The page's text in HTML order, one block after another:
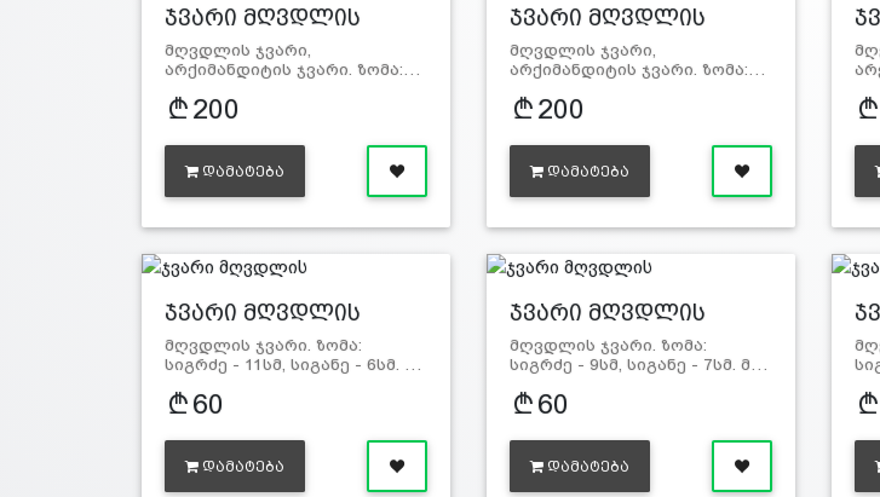
ჯვარი მღვდლის
მღვდლის ჯვარი,
არქიმანდიტის ჯვარი. ზომა:…
200
ᲓᲐᲛᲐᲢᲔᲑᲐ
ჯვარი მღვდლის
მღვდლის ჯვარი,
არქიმანდიტის ჯვარი. ზომა:…
200
ᲓᲐᲛᲐᲢᲔᲑᲐ
ჯვარი მღვდლის
მღვდლის ჯვარი. ზომა:
სიგრძე - 11სმ, სიგანე - 6სმ. …
60
ᲓᲐᲛᲐᲢᲔᲑᲐ
ჯვარი მღვდლის
მღვდლის ჯვარი. ზომა:
სიგრძე - 9სმ, სიგანე - 7სმ. მ…
60
ᲓᲐᲛᲐᲢᲔᲑᲐ